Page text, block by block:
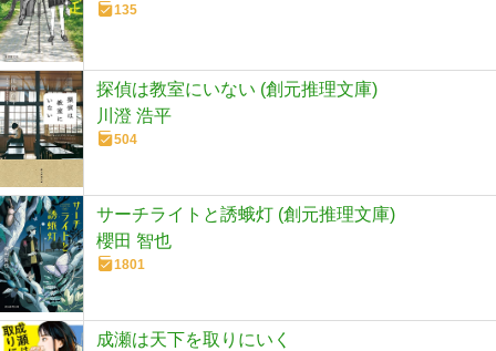
135
探偵は教室にいない (創元推理文庫)
川澄 浩平
504
サーチライトと誘蛾灯 (創元推理文庫)
櫻田 智也
1801
成瀬は天下を取りにいく